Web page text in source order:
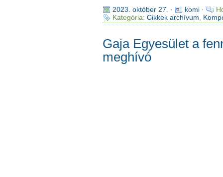
2023. október 27. · komi·
Kategória: Cikkek archívum
Gaja Egyesület a
meghívó